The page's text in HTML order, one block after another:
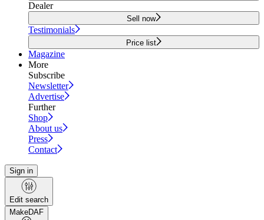
Dealer
Sell now
Testimonials
Price list
Magazine
More
Subscribe
Newsletter
Advertise
Further
Shop
About us
Press
Contact
Sign in
Edit search
MakeDAF